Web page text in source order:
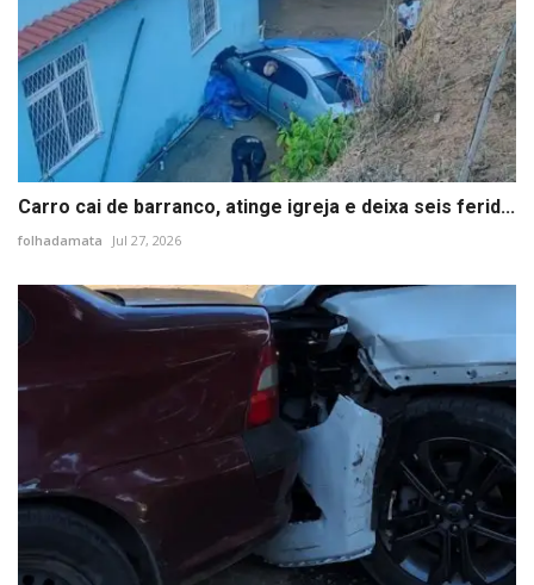
Carro cai de barranco, atinge igreja e deixa seis ferid...
folhadamata Jul 27, 2026